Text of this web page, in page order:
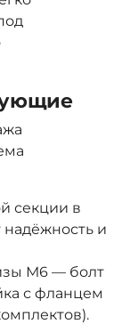
секции в
и
М6 — болт
с фланцем